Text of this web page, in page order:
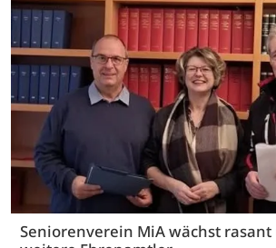
Seniorenverein MiA wächst